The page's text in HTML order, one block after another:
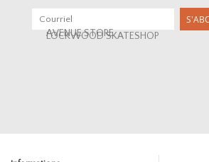
AVENUE STORE
LOCKWOOD SKATESHOP